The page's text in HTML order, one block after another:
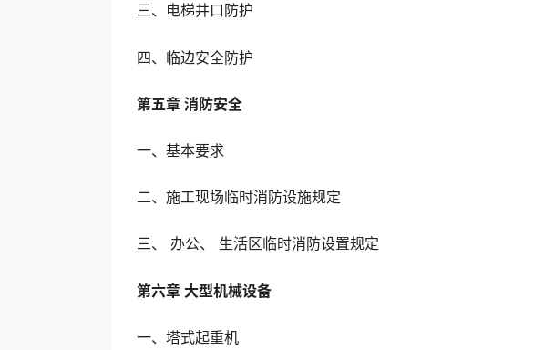
三、电梯井口防护
四、临边安全防护
第五章 消防安全
一、基本要求
二、施工现场临时消防设施规定
三、 办公、 生活区临时消防设置规定
第六章 大型机械设备
一、塔式起重机